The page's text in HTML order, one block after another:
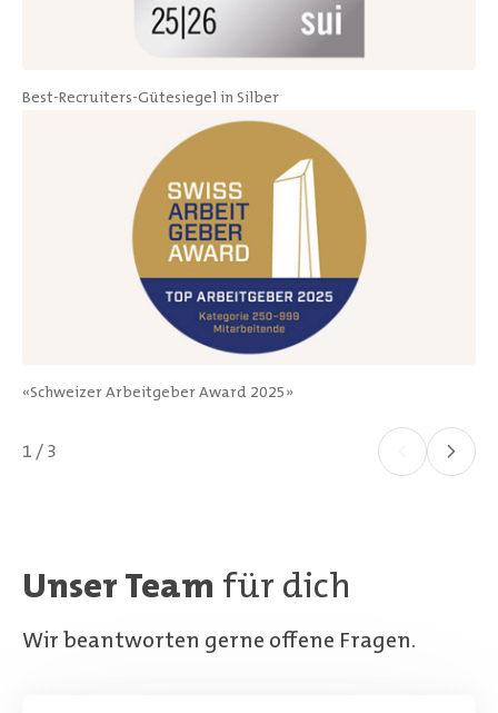
Best-Recruiters-Gütesiegel in Silber
«Schweizer Arbeitgeber Award 2025»
1 / 3
Unser Team für dich
Wir beantworten gerne offene Fragen.